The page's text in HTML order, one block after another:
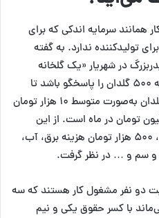
سرمایه اندکی که برای
تولیدکننده ندارد. به گفته
در شهریار «یک گلخانه
کوچک با سرمایه اندک باید ماهیانه ۵۰۰ گلدان را پاسخگو باشد تا
توجیه اقتصادی داشته باشد. هر گلدان به‌صورت متوسط ۱۰ هزار تومان
که مجموع آن ۵ میلیون تومان در ماه است. از این
مقدار باید یک میلیون هزینه اجاره، ۵۰۰ هزار تومان هزینه برق، ‌آب،‌
و سم و … در نظر گرفت.
دو نفر مشغول کار هستند که سه
با کسر حقوق یکی و نیم